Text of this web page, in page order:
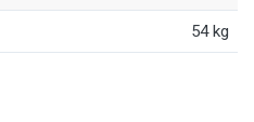
54 kg